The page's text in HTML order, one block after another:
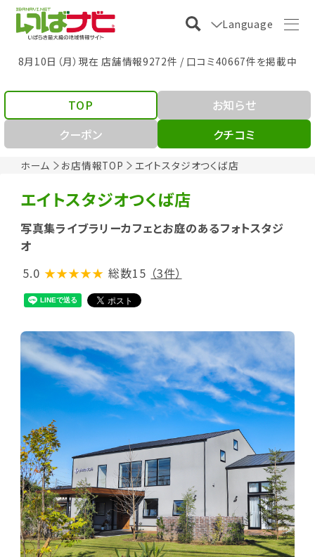
Language
8月10日（月）現在 店舗情報9272件 / 口コミ40667件を掲載中
ホーム お店情報TOP エイトスタジオつくば店
TOP
お知らせ
クーポン
クチコミ
エイトスタジオつくば店
写真集ライブラリーカフェとお庭のあるフォトスタジ
オ
5.0 ★★★★★ 総数15 （3件）